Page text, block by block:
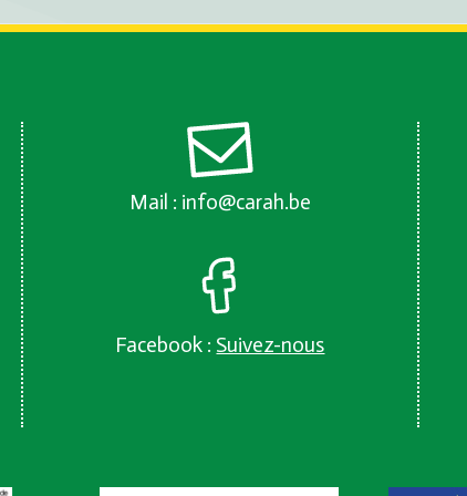
Mail : info@carah.be
Facebook : Suivez-nous